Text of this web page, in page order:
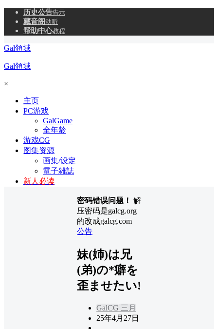
历史公告告示
藏音阁动听
帮助中心教程
Gal領域
Gal領域
×
主页
PC游戏
GalGame
全年龄
游戏CG
图集资源
画集/设定
電子雑誌
新人必读
密码错误问题！ 解
压密码是galcg.org
的改成galcg.com
公告
妹(姉)は兄
(弟)の*癖を
歪ませたい!
GalCG 三月
25年4月27日